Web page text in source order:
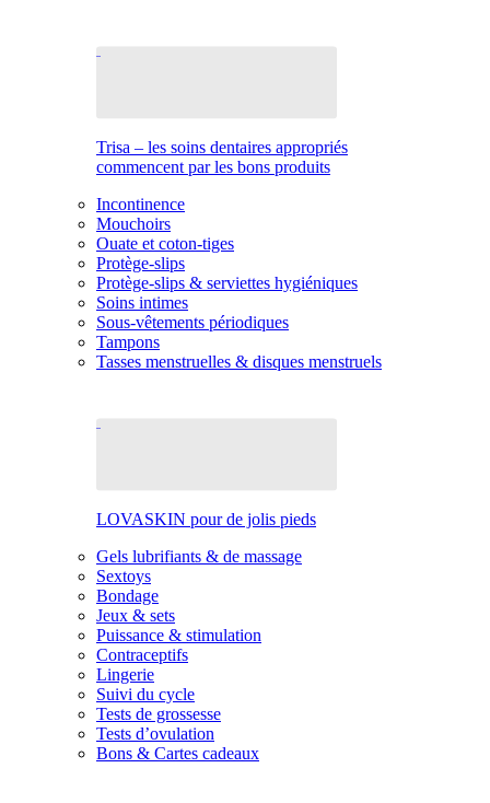
Trisa – les soins dentaires appropriés
commencent par les bons produits
Incontinence
Mouchoirs
Ouate et coton-tiges
Protège-slips
Protège-slips & serviettes hygiéniques
Soins intimes
Sous-vêtements périodiques
Tampons
Tasses menstruelles & disques menstruels
LOVASKIN pour de jolis pieds
Gels lubrifiants & de massage
Sextoys
Bondage
Jeux & sets
Puissance & stimulation
Contraceptifs
Lingerie
Suivi du cycle
Tests de grossesse
Tests d’ovulation
Bons & Cartes cadeaux